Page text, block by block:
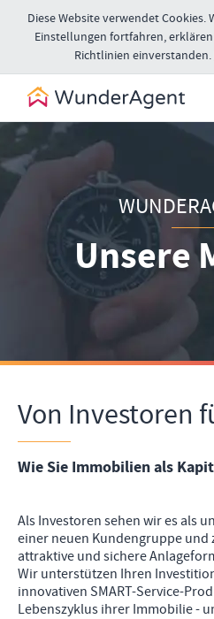
Diese Website verwendet Cookies.
Einstellungen fortfahren,
Richtlinien einverstanden.
Unsere
Von Investoren
Wie Sie Immobilien als
Als Investoren sehen wir es als
einer neuen Kundengruppe
attraktive und sichere
Wir unterstützen Ihren
innovativen SMART-Service-
Lebenszyklus ihrer Immobilie -